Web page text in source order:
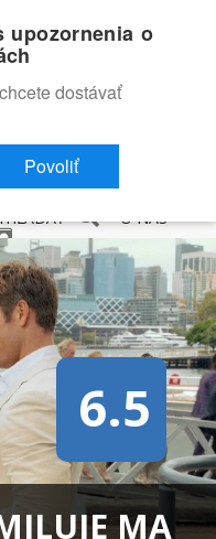
FILMOVÁ DATABÁZA
O NÁS
MA
6.5
upozornenia o
dostávať
Povoliť